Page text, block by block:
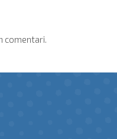
comentari.